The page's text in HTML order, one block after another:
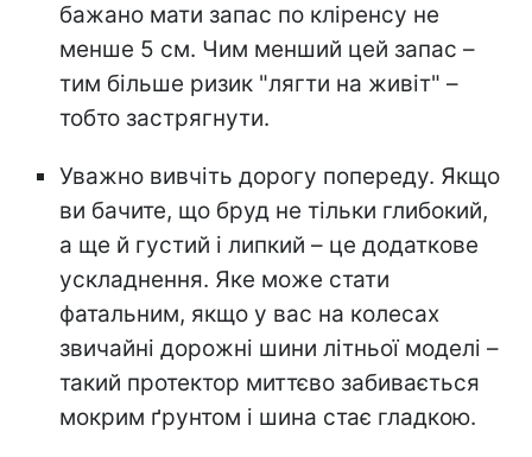
бажано мати запас по кліренсу не
менше 5 см. Чим менший цей запас –
тим більше ризик "лягти на живіт" –
тобто застрягнути.
Уважно вивчіть дорогу попереду. Якщо
ви бачите, що бруд не тільки глибокий,
а ще й густий і липкий – це додаткове
ускладнення. Яке може стати
фатальним, якщо у вас на колесах
звичайні дорожні шини літньої моделі –
такий протектор миттєво забивається
мокрим ґрунтом і шина стає гладкою.